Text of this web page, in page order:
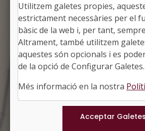
BREDA
Alcalde: Didac Manresa
La Selva, Girona
Població: 3.969
Superfície: 5,09
http://
Municipis
Utilitzem galetes propies,
estrictament necessàries per el
bàsic de la web i, per tant,
Altrament, també utilitzem
aquestes són opcionals i es
de la opció de Configurar Galetes.
Més informació en la nostra